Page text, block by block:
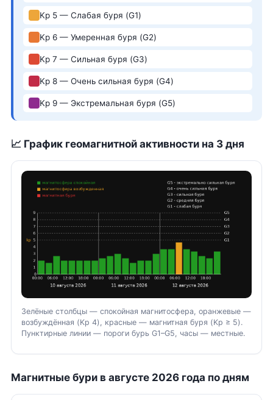
Kp 5 — Слабая буря (G1)
Kp 6 — Умеренная буря (G2)
Kp 7 — Сильная буря (G3)
Kp 8 — Очень сильная буря (G4)
Kp 9 — Экстремальная буря (G5)
📈 График геомагнитной активности на 3 дня
Зелёные столбцы — спокойная магнитосфера, оранжевые —
возбуждённая (Kp 4), красные — магнитная буря (Kp ≥ 5).
Пунктирные линии — пороги бурь G1–G5, часы — местные.
Магнитные бури в августе 2026 года по дням